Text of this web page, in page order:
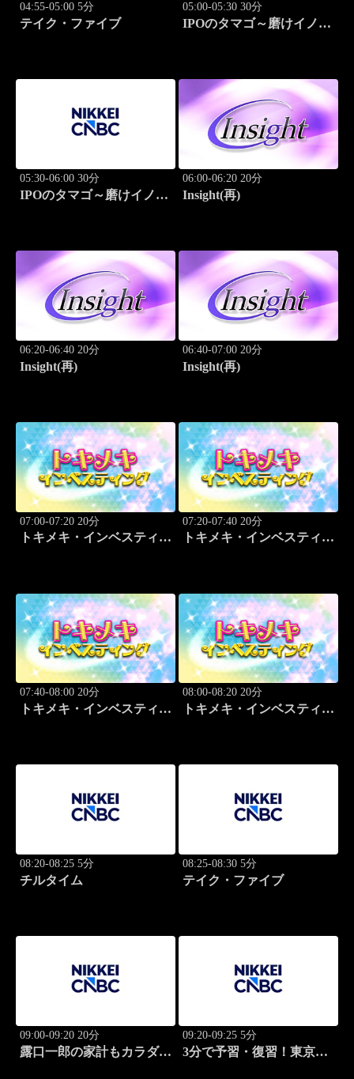
04:55-05:00 5分
テイク・ファイブ
05:00-05:30 30分
IPOのタマゴ～磨けイノベ
05:30-06:00 30分
IPOのタマゴ～磨けイノベ
06:00-06:20 20分
Insight(再)
06:20-06:40 20分
Insight(再)
06:40-07:00 20分
Insight(再)
07:00-07:20 20分
トキメキ・インベスティン
07:20-07:40 20分
トキメキ・インベスティン
07:40-08:00 20分
トキメキ・インベスティン
08:00-08:20 20分
トキメキ・インベスティン
08:20-08:25 5分
チルタイム
08:25-08:30 5分
テイク・ファイブ
09:00-09:20 20分
露口一郎の家計もカラダも
09:20-09:25 5分
3分で予習・復習！東京市